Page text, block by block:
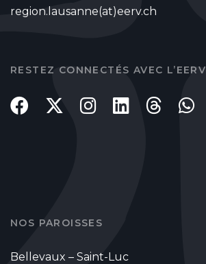
region.lausanne(at)eerv.ch
RESTEZ CONNECTÉS AVEC L’EERV
NOS PAROISSES
Bellevaux – Saint-Luc